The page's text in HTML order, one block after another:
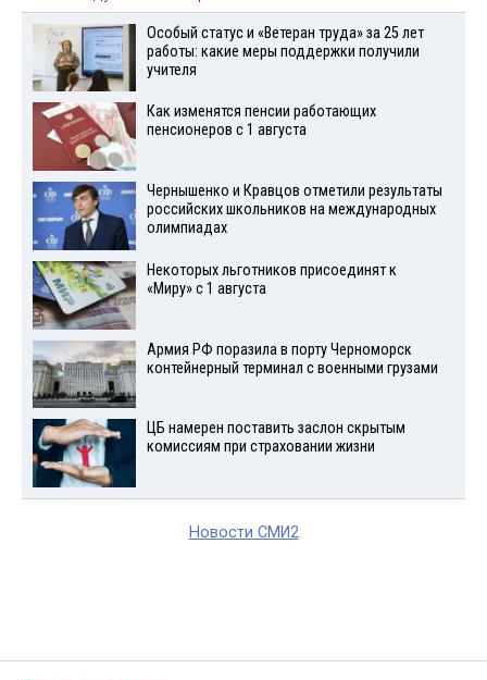
Особый статус и «Ветеран труда» за 25 лет
работы: какие меры поддержки получили
учителя
Как изменятся пенсии работающих
пенсионеров с 1 августа
Чернышенко и Кравцов отметили результаты
российских школьников на международных
олимпиадах
Некоторых льготников присоединят к
«Миру» с 1 августа
Армия РФ поразила в порту Черноморск
контейнерный терминал с военными грузами
ЦБ намерен поставить заслон скрытым
комиссиям при страховании жизни
Новости СМИ2